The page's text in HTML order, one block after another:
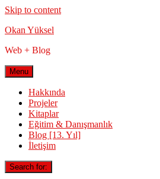
Skip to content
Okan Yüksel
Web + Blog
Menu
Hakkında
Projeler
Kitaplar
Eğitim & Danışmanlık
Blog [13. Yıl]
İletişim
Search for: